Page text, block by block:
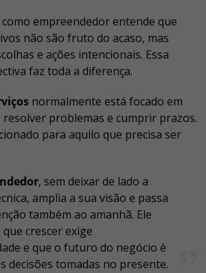
empreendedor entende que
não são fruto do acaso, mas
e ações intencionais. Essa
faz toda a diferença.
normalmente está focado em
resolver problemas e cumprir prazos.
para aquilo que precisa ser
, sem deixar de lado a
amplia a sua visão e passa
também ao amanhã. Ele
crescer exige
e que o futuro do negócio é
decisões tomadas no presente.